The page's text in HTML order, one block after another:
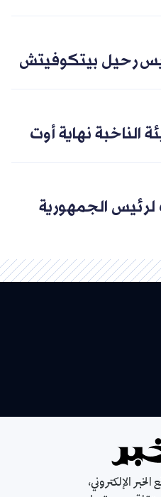
رحيل بيتكوفيتش
الناخبة نهاية أوت
لرئيس الجمهورية
الإلكتروني،